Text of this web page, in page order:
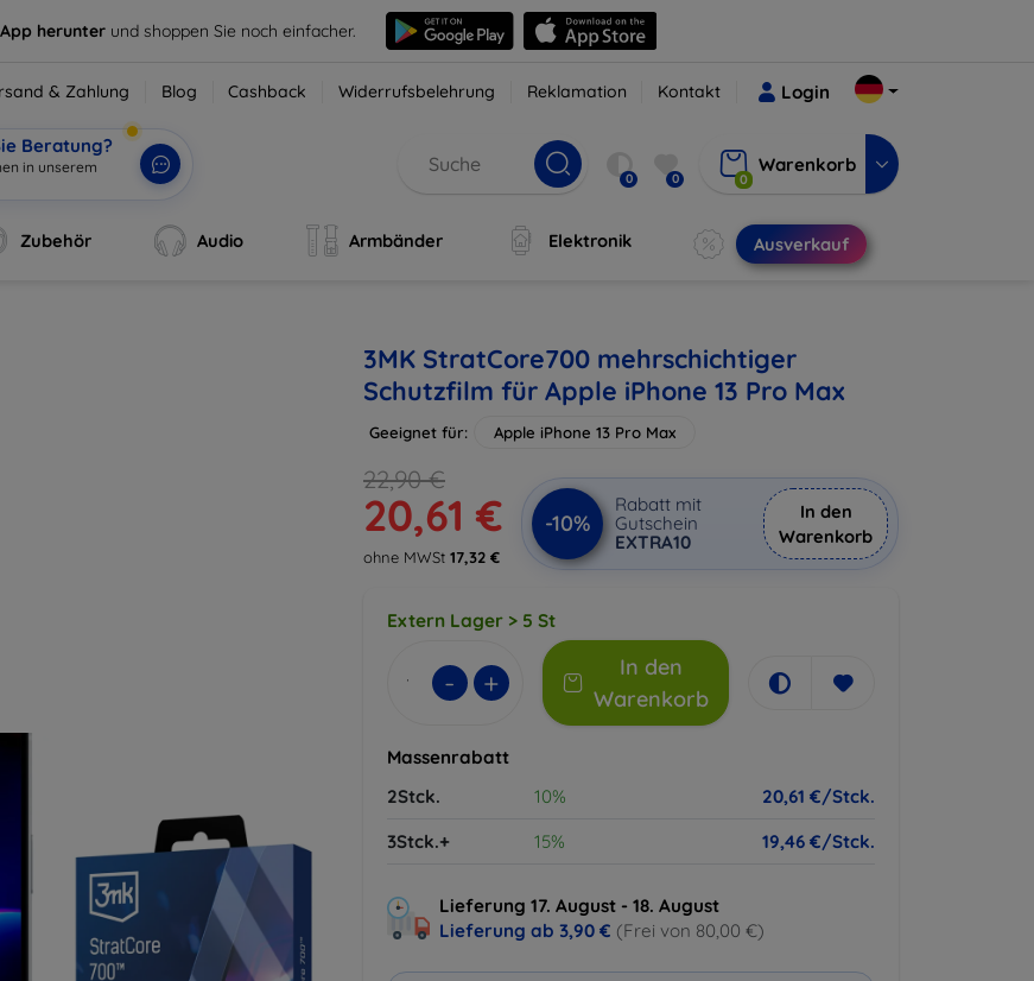
herunter und shoppen Sie noch einfacher.
& Zahlung Blog Cashback Widerrufsbelehrung Reklamation Kontakt Login
Beratung?
in unserem
0 0 0
Warenkorb
Zubehör Audio Armbänder Elektronik Ausverkauf
3MK StratCore700 mehrschichtiger
Schutzfilm für Apple iPhone 13 Pro Max
Geeignet für: Apple iPhone 13 Pro Max
22,90 €
20,61 €
ohne MWSt 17,32 €
-10%
Rabatt mit
Gutschein
EXTRA10
In den
Warenkorb
Extern Lager > 5 St
- +
In den
Warenkorb
Massenrabatt
2Stck.
10%
20,61 €/Stck.
3Stck.+
15% 19,46 €/Stck.
Lieferung 17. August - 18. August
Lieferung ab 3,90 € (Frei von 80,00 €)